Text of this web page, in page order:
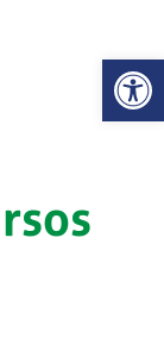
Abrir